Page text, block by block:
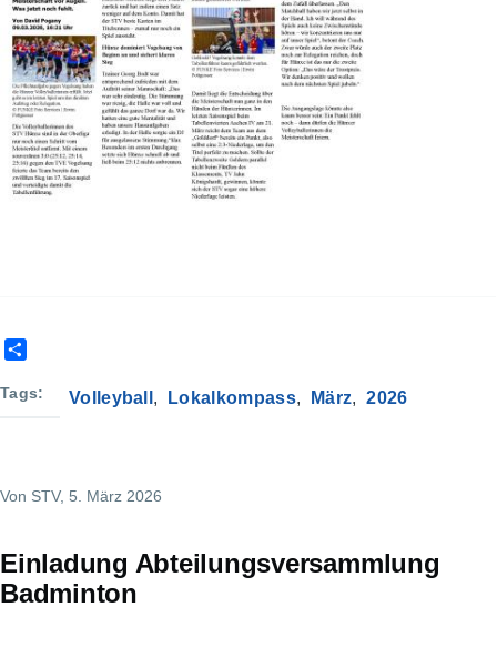
a
Tags Volleyball Lokalkompass März 2026
Von STV, 5. März 2026
Einladung Abteilungsversammlung
Badminton